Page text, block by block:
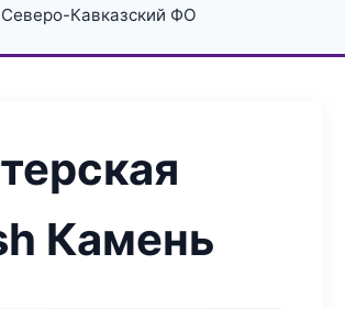
Северо-Кавказский ФО
Камень